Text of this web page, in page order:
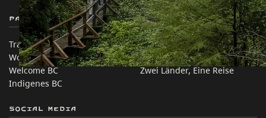
Partnerseiten
Trade & Invest BC
Work BC
Welcome BC
Indigenes BC
Auf dieser Website
Reisevorschläge
Praktische Tipps
Zwei Länder, Eine Reise
Social Media